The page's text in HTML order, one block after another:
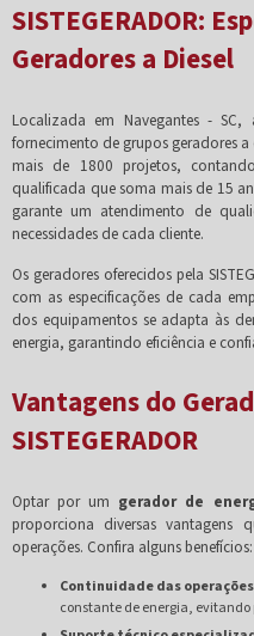
SISTEGERADOR:
Geradores a Diesel
Localizada em Navegantes - SC,
fornecimento de grupos geradores
mais de 1800 projetos,
qualificada que soma mais de 15
garante um atendimento de
necessidades de cada cliente.
Os geradores oferecidos pela
com as especificações de cada
dos equipamentos se adapta às
energia, garantindo eficiência e
Vantagens do
SISTEGERADOR
Optar por um gerador de
proporciona diversas vantagens
operações. Confira alguns benefícios:
Continuidade das
constante de energia,